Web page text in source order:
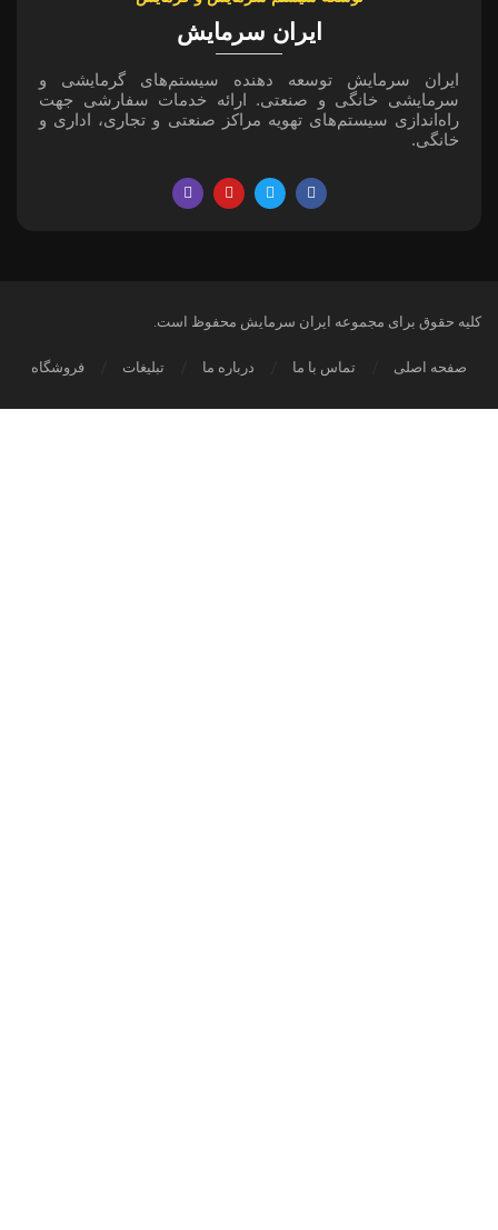
ایران سرمایش
ایران سرمایش توسعه دهنده سیستم‌های گرمایشی و
سرمایشی خانگی و صنعتی. ارائه خدمات سفارشی جهت
راه‌اندازی سیستم‌های تهویه مراکز صنعتی و تجاری، اداری و
خانگی.
کلیه حقوق برای مجموعه ایران سرمایش محفوظ است.
صفحه اصلی تماس با ما درباره ما تبلیغات فروشگاه